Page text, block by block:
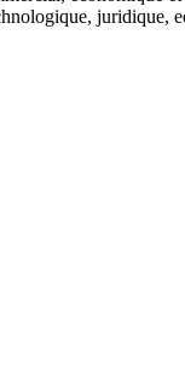
juridique,